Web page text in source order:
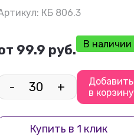
КБ 806.3
99.9 руб. В наличии
- +
Добавить
в корзину
Купить в 1 клик